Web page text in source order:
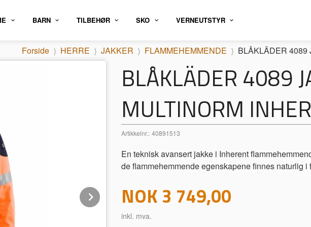
BARN TILBEHØR SKO VERNEUTSTYR
Forside HERRE JAKKER FLAMMEHEMMENDE BLÅKLÄDER 4089
BLÅKLÄDER 4089
MULTINORM
Artikkelnr.: 40891513
En teknisk avansert jakke i Inherent
de flammehemmende egenskapene finnes naturlig i
Pris
NOK 3 749,00
inkl. mva.